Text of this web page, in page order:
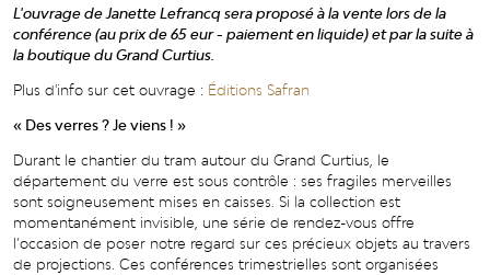
L'ouvrage de Janette Lefrancq sera proposé à la vente lors de la
conférence (au prix de 65 eur - paiement en liquide) et par la suite à
la boutique du Grand Curtius.
Plus d'info sur cet ouvrage : Éditions Safran
« Des verres ? Je viens ! »
Durant le chantier du tram autour du Grand Curtius, le
département du verre est sous contrôle : ses fragiles merveilles
sont soigneusement mises en caisses. Si la collection est
momentanément invisible, une série de rendez-vous offre
l’occasion de poser notre regard sur ces précieux objets au travers
de projections. Ces conférences trimestrielles sont organisées